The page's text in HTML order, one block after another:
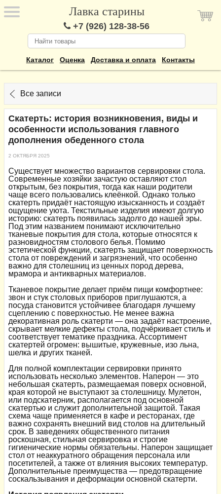
Лавка старины
+7 (926) 128-38-56
Каталог Оценка Доставка и оплата Контакты
Все записи
Скатерть: история возникновения, виды и
особенности использования главного
дополнения обеденного стола
2 ОКТЯБРЯ 2025
Существует множество вариантов сервировки стола.
Современные хозяйки зачастую оставляют стол
открытым, без покрытия, тогда как наши родители
чаще всего пользовались клеёнкой. Однако только
скатерть придаёт настоящую изысканность и создаёт
ощущение уюта. Текстильные изделия имеют долгую
историю: скатерть появилась задолго до нашей эры.
Под этим названием понимают исключительно
тканевые покрытия для стола, которые относятся к
разновидностям столового белья. Помимо
эстетической функции, скатерть защищает поверхность
стола от повреждений и загрязнений, что особенно
важно для столешниц из ценных пород дерева,
мрамора и антикварных материалов.
Тканевое покрытие делает приём пищи комфортнее:
звон и стук столовых приборов приглушаются, а
посуда становится устойчивее благодаря лучшему
сцеплению с поверхностью. Не менее важна
декоративная роль скатерти — она задаёт настроение,
скрывает мелкие дефекты стола, подчёркивает стиль и
соответствует тематике праздника. Ассортимент
скатертей огромен: вышитые, кружевные, изо льна,
шелка и других тканей.
Для полной комплектации сервировки принято
использовать несколько элементов. Наперон — это
небольшая скатерть, размещаемая поверх основной,
края которой не выступают за столешницу. Мулетон,
или подскатерник, располагается под основной
скатертью и служит дополнительной защитой. Такая
схема чаще применяется в кафе и ресторанах, где
важно сохранять внешний вид столов на длительный
срок. В заведениях общественного питания
роскошная, стильная сервировка и строгие
гигиенические нормы обязательны. Наперон защищает
стол от неаккуратного обращения персонала или
посетителей, а также от влияния высоких температур.
Дополнительные преимущества — предотвращение
соскальзывания и деформации основной скатерти.